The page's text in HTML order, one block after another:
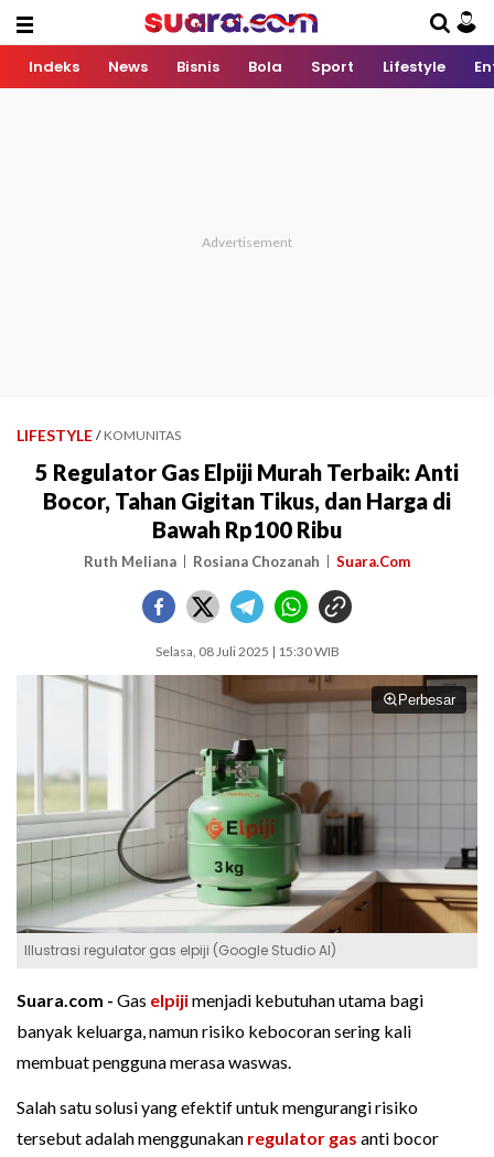
Indeks News Bisnis Bola Sport Lifestyle
LIFESTYLE / KOMUNITAS
5 Regulator Gas Elpiji Murah Terbaik: Anti
Bocor, Tahan Gigitan Tikus, dan Harga di
Bawah Rp100 Ribu
Ruth Meliana Rosiana Chozanah Suara.Com
Selasa, 08 Juli 2025 | 15:30 WIB
Perbesar
IIlustrasi regulator gas elpiji (Google Studio AI)
Suara.com - Gas elpijimenjadi kebutuhan utama bagi
banyak keluarga, namun risiko kebocoran sering kali
membuat pengguna merasa waswas.
Salah satu solusi yang efektif untuk mengurangi risiko
tersebut adalah menggunakan regulator gas anti bocor